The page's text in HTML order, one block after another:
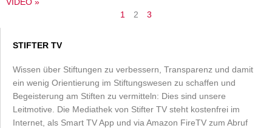
1 2 3
STIFTER TV
Wissen über Stiftungen zu verbessern, Transparenz und damit
ein wenig Orientierung im Stiftungswesen zu schaffen und
Begeisterung am Stiften zu vermitteln: Dies sind unsere
Leitmotive. Die Mediathek von Stifter TV steht kostenfrei im
Internet, als Smart TV App und via Amazon FireTV zum Abruf